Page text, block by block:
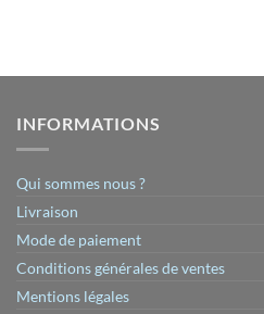
INFORMATIONS
Qui sommes nous ?
Livraison
Mode de paiement
Conditions générales de ventes
Mentions légales